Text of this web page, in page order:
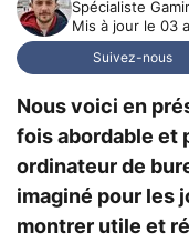
Spécialiste
Mis à jour le 03
Suivez-nous
Nous voici en
fois abordable et
ordinateur de
imaginé pour les
montrer utile et